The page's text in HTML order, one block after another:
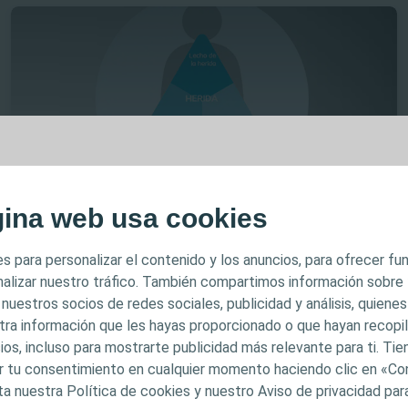
web usa cookies
para personalizar el contenido y los anuncios, para ofrecer
nuestro tráfico. También compartimos información sobre
socios de redes sociales, publicidad y análisis,
información que les hayas proporcionado o que hayan
incluso para mostrarte publicidad más relevante para ti.
tu consentimiento en cualquier momento haciendo clic en
nuestra Política de cookies y nuestro Aviso de privacidad
para profesionales sanitarios únicamente. El
a fines informativos y formativos y puede no ser
Coloplast no proporciona asesoramiento
contenido no pretenden constituir asesoramiento
en modo alguno el criterio médico independiente
capacitado y autorizado. La responsabilidad de
el profesional sanitario. Para obtener información
Cuidado de heridas Herramienta